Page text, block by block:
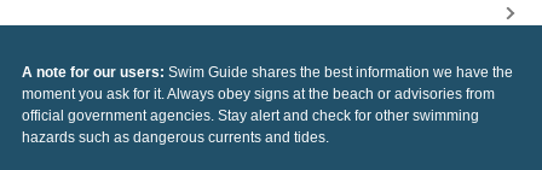
A note for our users: Swim Guide shares the best information we have the
moment you ask for it. Always obey signs at the beach or advisories from
official government agencies. Stay alert and check for other swimming
hazards such as dangerous currents and tides.